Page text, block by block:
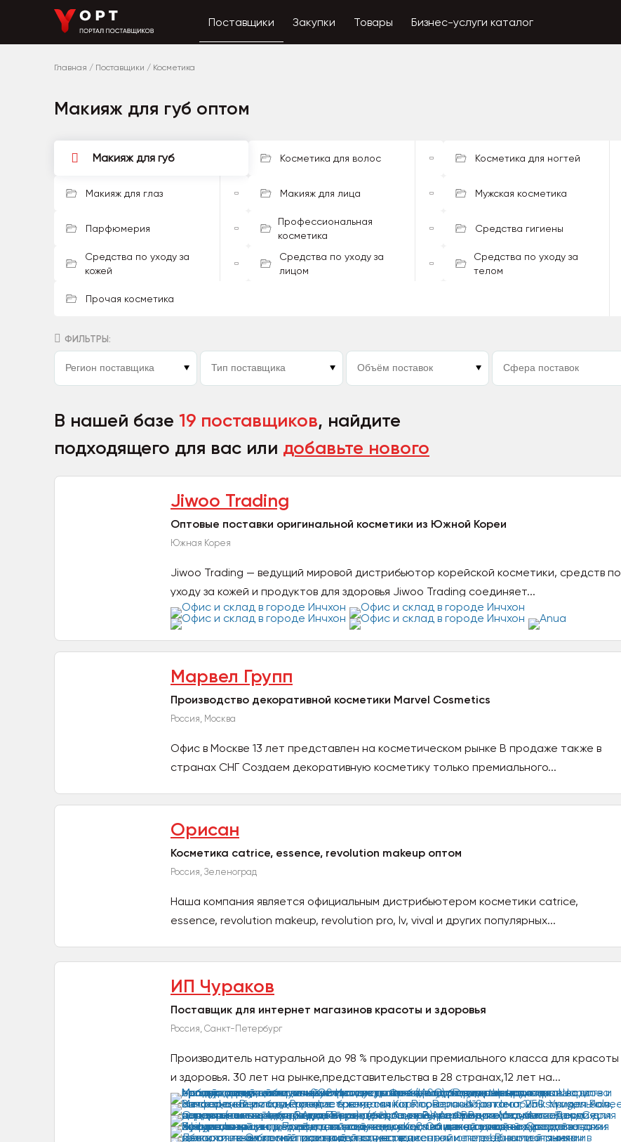
Поставщики Закупки Товары Бизнес-услуги каталог
Главная / Поставщики / Косметика
Макияж для губ оптом
Косметика для волос Косметика для ногтей
Макияж для глаз
Макияж для губ
Макияж для лица Мужская косметика
Парфюмерия
Профессиональная
косметика
Средства гигиены
Средства по уходу за
кожей
Средства по уходу за
лицом
Средства по уходу за
телом
Прочая косметика
ФИЛЬТРЫ:
В нашей базе 19 поставщиков, найдите
подходящего для вас или добавьте нового
Jiwoo Trading
Оптовые поставки оригинальной косметики из Южной Кореи
Южная Корея
Jiwoo Trading — ведущий мировой дистрибьютор корейской косметики, средств по
уходу за кожей и продуктов для здоровья Jiwoo Trading соединяет...
Марвел Групп
Производство декоративной косметики Marvel Cosmetics
Россия, Москва
Офис в Москве 13 лет представлен на косметическом рынке В продаже также в
странах СНГ Создаем декоративную косметику только премиального...
Орисан
Косметика catrice, essence, revolution makeup оптом
Россия, Зеленоград
Наша компания является официальным дистрибьютером косметики catrice,
essence, revolution makeup, revolution pro, lv, vival и других популярных...
ИП Чураков
Поставщик для интернет магазинов красоты и здоровья
Россия, Санкт-Петербург
Производитель натуральной до 98 % продукции премиального класса для красоты
и здоровья. 30 лет на рынке,представительства в 28 странах,12 лет на...